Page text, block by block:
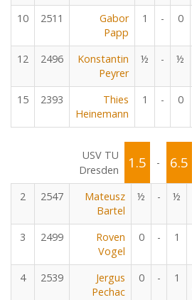
10 2511
Gabor
Papp
1 - 0
12 2496
Konstantin
Peyrer
½ - ½
15 2393
Thies
Heinemann
1 - 0
USV TU
Dresden
1.5 - 6.5
2
2547
Mateusz
Bartel
½ - ½
3 2499
Roven
Vogel
0 - 1
4 2539
Jergus
Pechac
0 - 1